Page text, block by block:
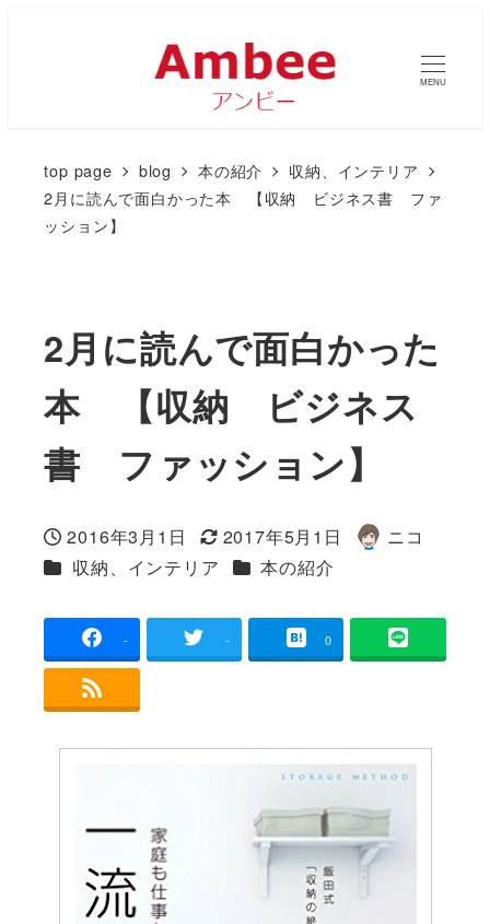
MENU
top page blog 本の紹介
収納、インテリア
2月に読んで面白かった本 【収納 ビジネス書 ファ
ッション】
2月に読んで面白かった
本 【収納 ビジネス
書 ファッション】
投稿日
2016年3月1日
更新日
2017年5月1日
著
ニコ
カテゴリー
収納、インテリア カテゴリー
本の紹介
- - 0